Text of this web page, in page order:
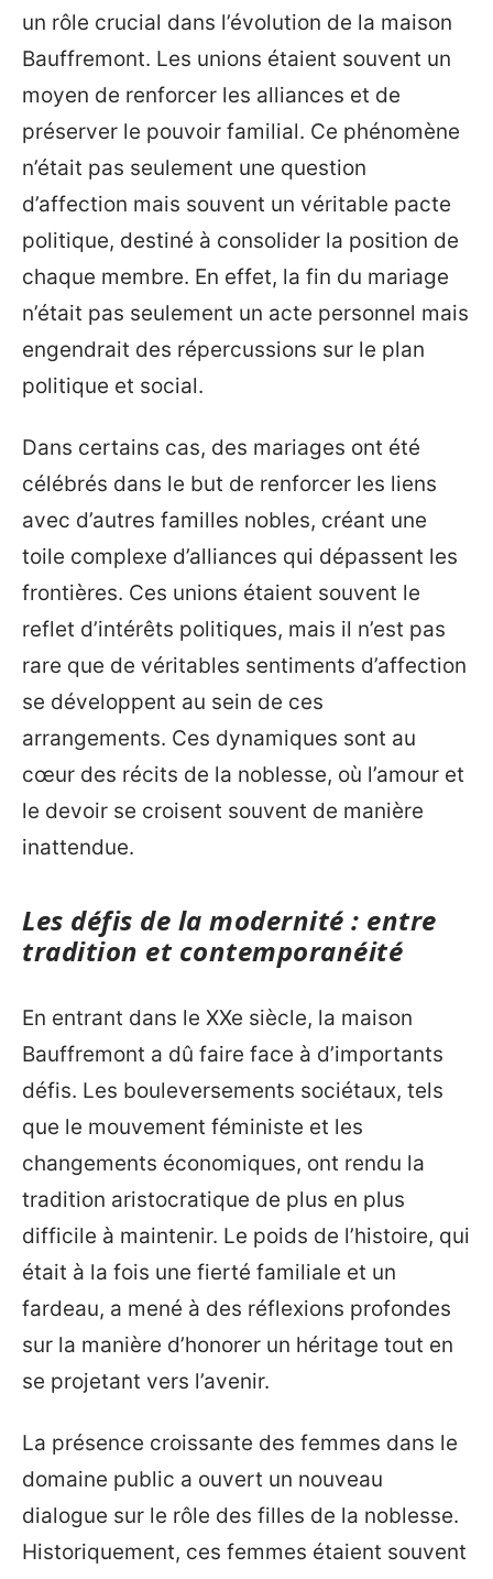
un rôle crucial dans l’évolution de la maison
Bauffremont. Les unions étaient souvent un
moyen de renforcer les alliances et de
préserver le pouvoir familial. Ce phénomène
n’était pas seulement une question
d’affection mais souvent un véritable pacte
politique, destiné à consolider la position de
chaque membre. En effet, la fin du mariage
n’était pas seulement un acte personnel mais
engendrait des répercussions sur le plan
politique et social.
Dans certains cas, des mariages ont été
célébrés dans le but de renforcer les liens
avec d’autres familles nobles, créant une
toile complexe d’alliances qui dépassent les
frontières. Ces unions étaient souvent le
reflet d’intérêts politiques, mais il n’est pas
rare que de véritables sentiments d’affection
se développent au sein de ces
arrangements. Ces dynamiques sont au
cœur des récits de la noblesse, où l’amour et
le devoir se croisent souvent de manière
inattendue.
Les défis de la modernité : entre
tradition et contemporanéité
En entrant dans le XXe siècle, la maison
Bauffremont a dû faire face à d’importants
défis. Les bouleversements sociétaux, tels
que le mouvement féministe et les
changements économiques, ont rendu la
tradition aristocratique de plus en plus
difficile à maintenir. Le poids de l’histoire, qui
était à la fois une fierté familiale et un
fardeau, a mené à des réflexions profondes
sur la manière d’honorer un héritage tout en
se projetant vers l’avenir.
La présence croissante des femmes dans le
domaine public a ouvert un nouveau
dialogue sur le rôle des filles de la noblesse.
Historiquement, ces femmes étaient souvent